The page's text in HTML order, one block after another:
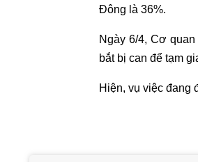
Đông là 36%.
Ngày 6/4, Cơ
bắt bị can để tạm
Hiện, vụ việc đang